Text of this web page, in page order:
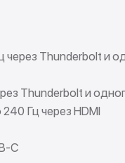
Thunderbolt и
Thunderbolt и
Гц через HDMI
C